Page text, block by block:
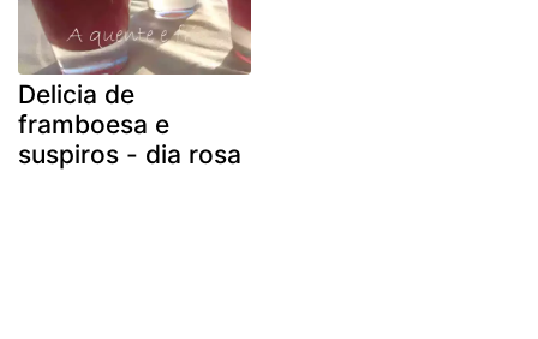
Delicia de
framboesa e
suspiros - dia rosa